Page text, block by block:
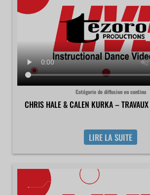
Catégorie de diffusion en continu
CHRIS HALE & CALEN KURKA –
LIRE LA SUITE